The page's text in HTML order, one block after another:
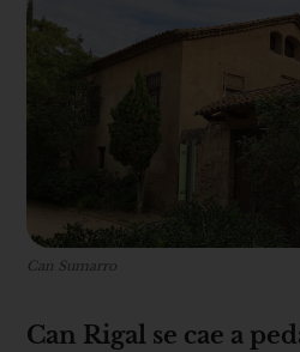
Can Sumarro
Can Rigal se cae a